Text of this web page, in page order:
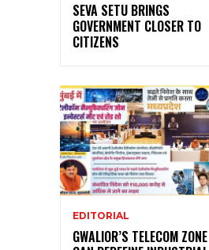
SEVA SETU BRINGS
GOVERNMENT CLOSER TO
CITIZENS
EDITORIAL
GWALIOR’S TELECOM ZONE